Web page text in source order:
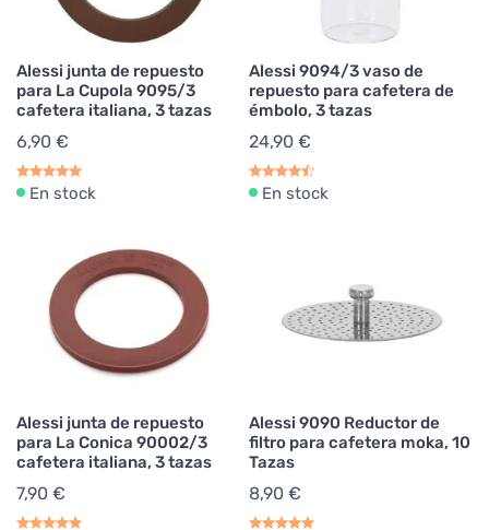
Alessi junta de repuesto
para La Cupola 9095/3
cafetera italiana, 3 tazas
6,90 €
En stock
Alessi 9094/3 vaso de
repuesto para cafetera de
émbolo, 3 tazas
24,90 €
En stock
Alessi junta de repuesto
para La Conica 90002/3
cafetera italiana, 3 tazas
7,90 €
Alessi 9090 Reductor de
filtro para cafetera moka, 10
Tazas
8,90 €